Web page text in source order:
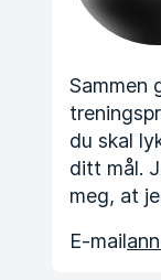
Sammen
du skal
ditt mål.
meg, at
E-mail